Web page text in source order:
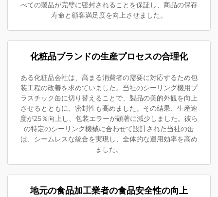
べての製品が完璧に密封されることを保証し、商品の保存
寿命と顧客満足度を向上させました。
化粧品ブランドの生産プロセスの合理化
ある化粧品会社は、高まる消費者の需要に対応するため包
装工程の改善を求めていました。当社のシーリング機用プ
ラスチック缶に切り替えることで、製品の美的外観を向上
させるとともに、密封性も高めました。その結果、生産速
度が25％向上し、包装エラーが顕著に減少しました。彼ら
の特定のシーリング機械に合わせて設計された当社の缶
は、シームレスな統合を実現し、全体的な運用効率を高め
ました。
地元の食品加工業者の食品安全性の向上